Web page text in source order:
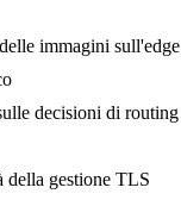
immagini sull'edge
decisioni di routing
della gestione TLS